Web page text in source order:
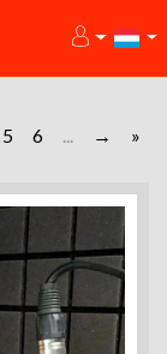
5 6 ... »